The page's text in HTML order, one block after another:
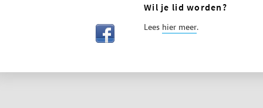
Wil je lid worden?
Lees hier meer.